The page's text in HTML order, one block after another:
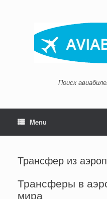
Поиск
Menu
Трансфер из
Трансферы в
мира